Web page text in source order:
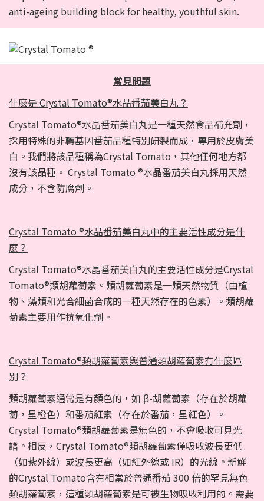
anti-ageing building block for healthy, youthful skin.
常見問題
什麼是 Crystal Tomato®水晶番茄美白丸？
Crystal Tomato®水晶番茄美白丸是一種天然食品補充劑，
採用特殊的非轉基因番茄品種特別研製而成，專用於皮膚美
白。我們將該品種稱為Crystal Tomato，其他任何地方都
沒有該品種。 Crystal Tomato ®水晶番茄美白丸採用天然
成分，不含防腐劑。
Crystal Tomato ®水晶番茄美白丸中的主要活性成分是什
麼？
Crystal Tomato®水晶番茄美白丸的主要活性成分是Crystal
Tomato®類胡蘿蔔素。類胡蘿蔔素是一類天然物質（由植
物、藻類和光合細菌合成的一種天然存在的色素）。類胡蘿
蔔素主要用作抗氧化劑。
Crystal Tomato®類胡蘿蔔素與普通類胡蘿蔔素有什麼區
別？
類胡蘿蔔素通常是有顏色的，如 β-胡蘿蔔素（存在於胡蘿
蔔，呈橙色）和番茄紅素（存在於番茄，呈紅色）。
Crystal Tomato®類胡蘿蔔素是無色的，不會吸收可見光
譜。相反，Crystal Tomato®類胡蘿蔔素僅吸收波長更低
（如紫外線）或波長更高（如紅外線或 IR）的光線。新鮮
的Crystal Tomato含有相當於普通番茄 300 倍的罕見無色
類胡蘿蔔素，這種類胡蘿蔔素是可被生物吸收利用的。需要